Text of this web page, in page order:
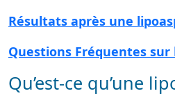
Résultats après une
Questions Fréquentes sur
Qu’est-ce qu’une